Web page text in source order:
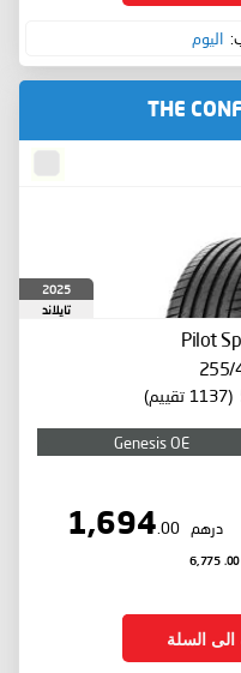
اليوم
THE
2025
تايلاند
Pilot
255/
(1137 تقييم)
Genesis OE
درهم 1,694
.00
6,775
.00
السلة